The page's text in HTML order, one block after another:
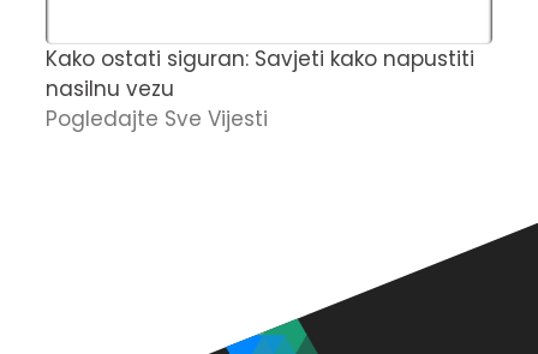
Kako ostati siguran: Savjeti kako napustiti
nasilnu vezu
Pogledajte Sve Vijesti